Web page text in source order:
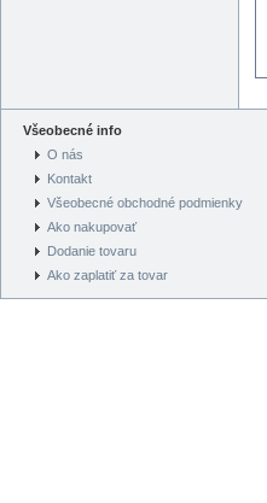
Všeobecné info
O nás
Kontakt
Všeobecné obchodné podmienky
Ako nakupovať
Dodanie tovaru
Ako zaplatiť za tovar